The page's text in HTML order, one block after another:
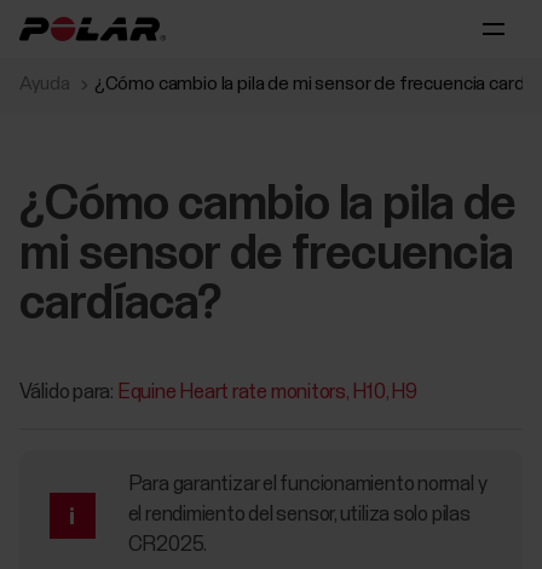
Ayuda ¿Cómo cambio la pila de mi sensor de frecuencia
¿Cómo cambio la pila de
mi sensor de frecuencia
cardíaca?
Válido para: Equine Heart rate monitors H10 H9
Para garantizar el funcionamiento normal y
el rendimiento del sensor, utiliza solo pilas
CR2025.